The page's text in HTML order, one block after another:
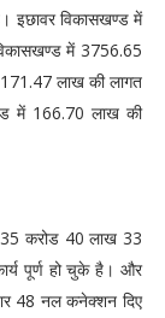
इछावर विकासखण्‍ड में
में 3756.65
लाख की लागत
में 166.70 लाख की
करोड 40 लाख 33
पूर्ण हो चुके है। और
48 नल कनेक्‍शन दिए